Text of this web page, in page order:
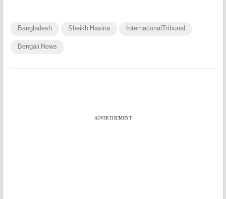
Bangladesh Sheikh Hasina InternationalTribunal
Bengali News
ADVERTISEMENT